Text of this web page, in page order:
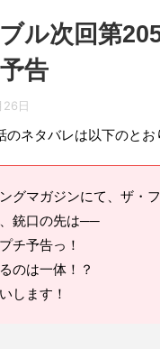
ル次回第
告
26日
ネタバレは以下のとお
グマガジンにて、ザ・
銃口の先は──
チ予告っ！
のは一体！？
します！